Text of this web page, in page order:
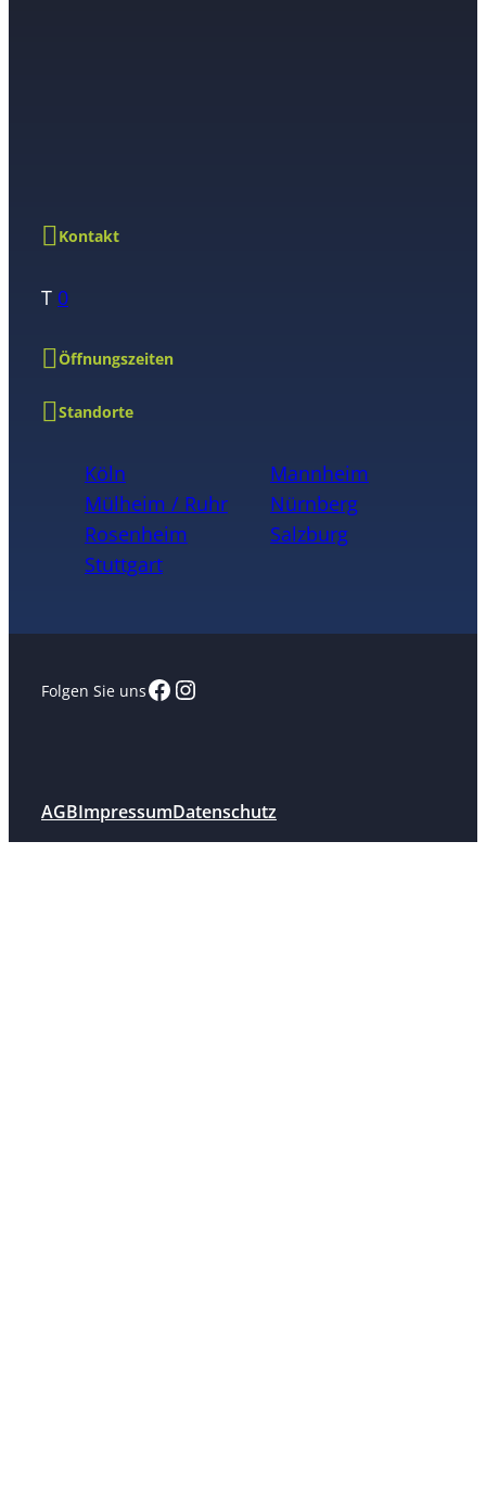
Kontakt
T 0
Öffnungszeiten
Standorte
Köln
Mannheim
Mülheim / Ruhr
Nürnberg
Rosenheim
Salzburg
Stuttgart
Folgen Sie unsFacebook
Instagram
AGBImpressumDatenschutz